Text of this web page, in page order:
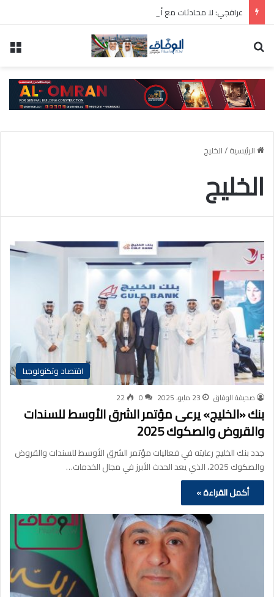
عراقجي: لا محادثات مع أمريكا ما دامت تنتهك الاتفاق المؤقت
الرئيسية/الخليج
الخليج
اقتصاد وتكنولوجيا
صحيفة الوفاق 23 مايو، 2025 0
22
بنك «الخليج» يرعى مؤتمر الشرق الأوسط للسندات
والقروض والصكوك 2025
جدد بنك الخليج رعايته في فعاليات مؤتمر الشرق الأوسط للسندات والقروض
والصكوك 2025، الذي يعد الحدث الأبرز في مجال الخدمات…
أكمل القراءة »